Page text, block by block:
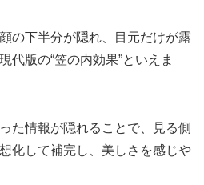
の下半分が隠れ、目元だけが露
代版の“笠の内効果”といえま
た情報が隠れることで、見る側
化して補完し、美しさを感じや